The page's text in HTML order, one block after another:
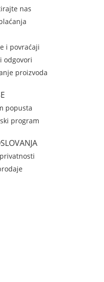
nas
i povraćaji
odgovori
proizvoda
popusta
program